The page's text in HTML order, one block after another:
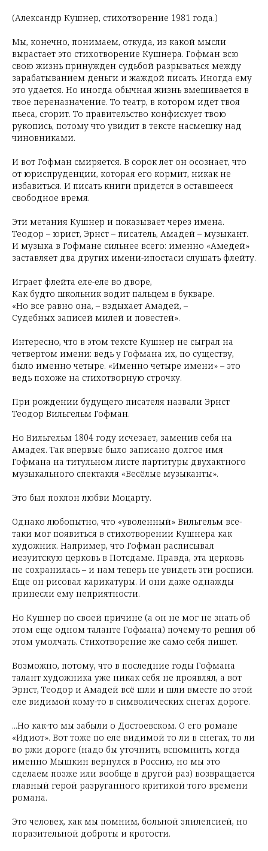
(Александр Кушнер, стихотворение 1981 года.)
Мы, конечно, понимаем, откуда, из какой мысли
вырастает это стихотворение Кушнера. Гофман всю
свою жизнь принужден судьбой разрываться между
зарабатыванием деньги и жаждой писать. Иногда ему
это удается. Но иногда обычная жизнь вмешивается в
твое переназначение. То театр, в котором идет твоя
пьеса, сгорит. То правительство конфискует твою
рукопись, потому что увидит в тексте насмешку над
чиновниками.
И вот Гофман смиряется. В сорок лет он осознает, что
от юриспруденции, которая его кормит, никак не
избавиться. И писать книги придется в оставшееся
свободное время.
Эти метания Кушнер и показывает через имена.
Теодор – юрист, Эрнст – писатель, Амадей – музыкант.
И музыка в Гофмане сильнее всего: именно «Амедей»
заставляет два других имени-ипостаси слушать флейту.
Играет флейта еле-еле во дворе,
Как будто школьник водит пальцем в букваре.
«Но все равно она, – вздыхает Амадей, –
Судебных записей милей и повестей».
Интересно, что в этом тексте Кушнер не сыграл на
четвертом имени: ведь у Гофмана их, по существу,
было именно четыре. «Именно четыре имени» – это
ведь похоже на стихотворную строчку.
При рождении будущего писателя назвали Эрнст
Теодор Вильгельм Гофман.
Но Вильгельм 1804 году исчезает, заменив себя на
Амадея. Так впервые было записано долгое имя
Гофмана на титульном листе партитуры двухактного
музыкального спектакля «Весёлые музыканты».
Это был поклон любви Моцарту.
Однако любопытно, что «уволенный» Вильгельм все-
таки мог появиться в стихотворении Кушнера как
художник. Например, что Гофман расписывал
иезуитскую церковь в Потсдаме. Правда, эта церковь
не сохранилась – и нам теперь не увидеть эти росписи.
Еще он рисовал карикатуры. И они даже однажды
принесли ему неприятности.
Но Кушнер по своей причине (а он не мог не знать об
этом еще одном таланте Гофмана) почему-то решил об
этом умолчать. Стихотворение же само себя пишет.
Возможно, потому, что в последние годы Гофмана
талант художника уже никак себя не проявлял, а вот
Эрнст, Теодор и Амадей всё шли и шли вместе по этой
еле видимой кому-то в символических снегах дороге.
...Но как-то мы забыли о Достоевском. О его романе
«Идиот». Вот тоже по еле видимой то ли в снегах, то ли
во ржи дороге (надо бы уточнить, вспомнить, когда
именно Мышкин вернулся в Россию, но мы это
сделаем позже или вообще в другой раз) возвращается
главный герой разруганного критикой того времени
романа.
Это человек, как мы помним, больной эпилепсией, но
поразительной доброты и кротости.